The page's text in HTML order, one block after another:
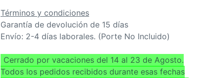
Términos y condiciones
Garantía de devolución de 15 días
Envío: 2-4 días laborales. (Porte No Incluido)
Cerrado por vacaciones del 14 al 23 de Agosto.
Todos los pedidos recibidos durante esas fechas